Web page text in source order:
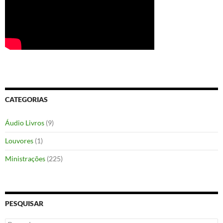
CATEGORIAS
Áudio Livros (9)
Louvores (1)
Ministrações (225)
PESQUISAR